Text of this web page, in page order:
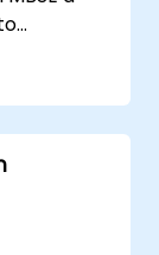
studenti
a skripty
využít.